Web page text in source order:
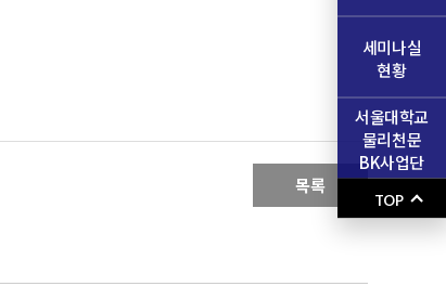
목록
세미나실
현황
서울대학교
물리천문
BK사업단
TOP